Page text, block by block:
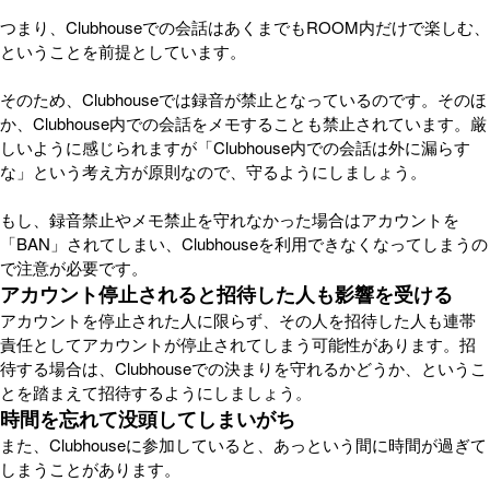
つまり、Clubhouseでの会話はあくまでもROOM内だけで楽しむ、
ということを前提としています。
そのため、Clubhouseでは録音が禁止となっているのです。そのほ
か、Clubhouse内での会話をメモすることも禁止されています。厳
しいように感じられますが「Clubhouse内での会話は外に漏らす
な」という考え方が原則なので、守るようにしましょう。
もし、録音禁止やメモ禁止を守れなかった場合はアカウントを
「BAN」されてしまい、Clubhouseを利用できなくなってしまうの
で注意が必要です。
アカウント停止されると招待した人も影響を受ける
アカウントを停止された人に限らず、その人を招待した人も連帯
責任としてアカウントが停止されてしまう可能性があります。招
待する場合は、Clubhouseでの決まりを守れるかどうか、というこ
とを踏まえて招待するようにしましょう。
時間を忘れて没頭してしまいがち
また、Clubhouseに参加していると、あっという間に時間が過ぎて
しまうことがあります。